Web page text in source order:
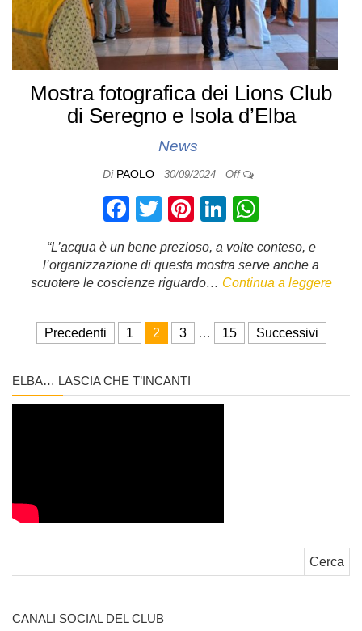
Mostra fotografica dei Lions Club
di Seregno e Isola d’Elba
News
Di PAOLO 30/09/2024 Off
F
c
e
o
k
T
tt
er
Pi
er
e
Li
n
k
e
n
at
s
p
“L’acqua è un bene prezioso, a volte conteso, e
l’organizzazione di questa mostra serve anche a
scuotere le coscienze riguardo… Continua a leggere
Paginazione degli articoli
Precedenti 1 2 3 … 15 Successivi
ELBA… LASCIA CHE T’INCANTI
CANALI SOCIAL DEL CLUB